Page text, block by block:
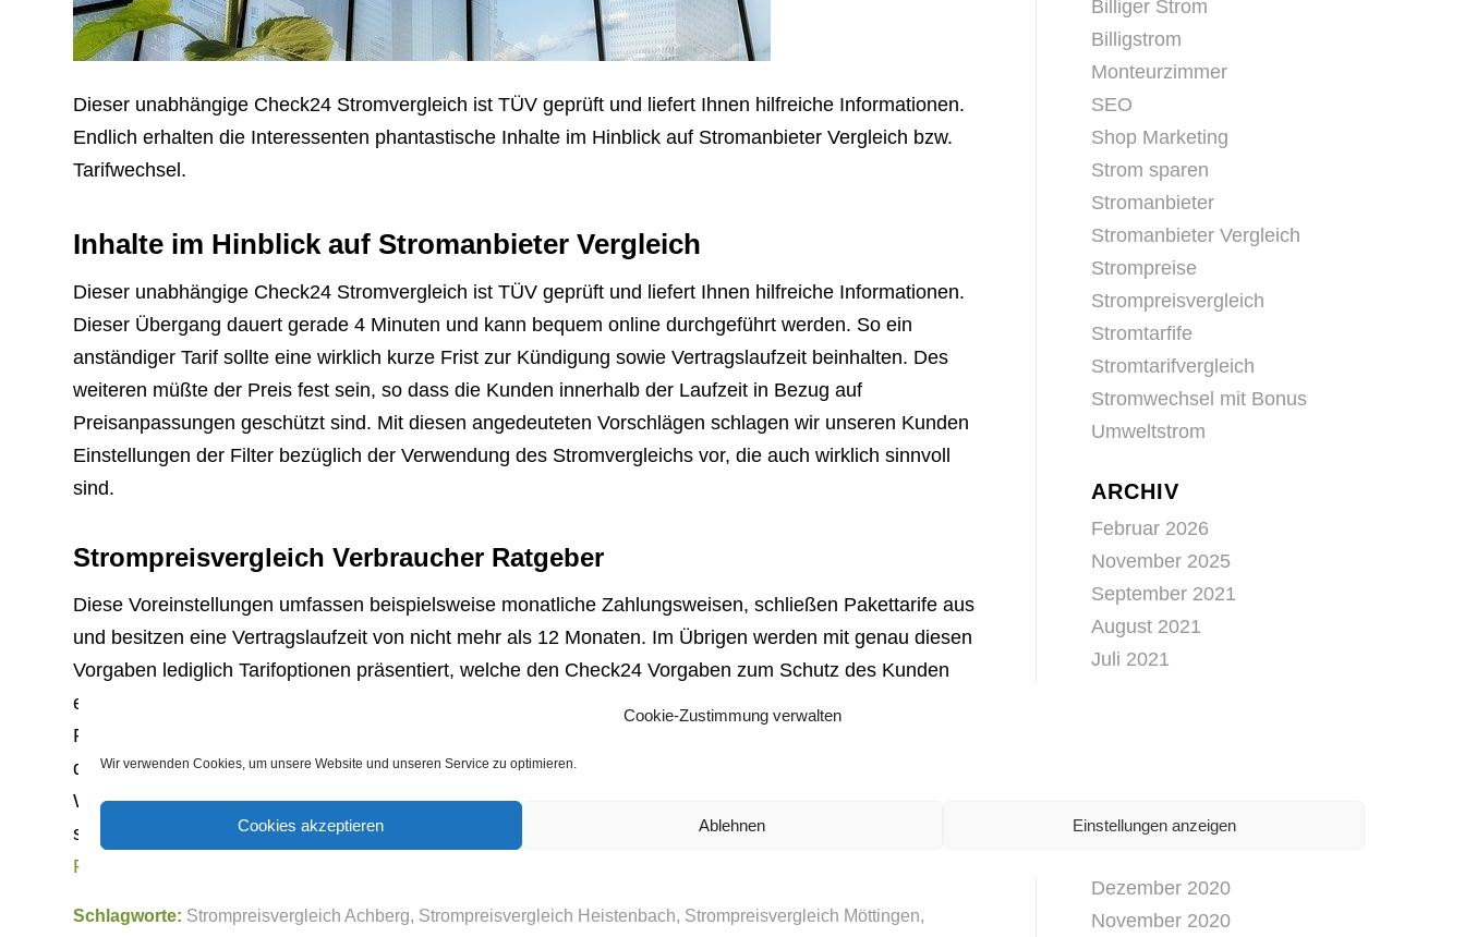
Cookie-Zustimmung verwalten
Wir verwenden Cookies, um unsere Website und unseren Service zu optimieren.
Cookies akzeptieren Ablehnen Einstellungen anzeigen
Dieser unabhängige Check24 Stromvergleich ist TÜV geprüft und liefert Ihnen hilfreiche Informationen.
Endlich erhalten die Interessenten phantastische Inhalte im Hinblick auf Stromanbieter Vergleich bzw.
Tarifwechsel.
Inhalte im Hinblick auf Stromanbieter Vergleich
Dieser unabhängige Check24 Stromvergleich ist TÜV geprüft und liefert Ihnen hilfreiche Informationen.
Dieser Übergang dauert gerade 4 Minuten und kann bequem online durchgeführt werden. So ein
anständiger Tarif sollte eine wirklich kurze Frist zur Kündigung sowie Vertragslaufzeit beinhalten. Des
weiteren müßte der Preis fest sein, so dass die Kunden innerhalb der Laufzeit in Bezug auf
Preisanpassungen geschützt sind. Mit diesen angedeuteten Vorschlägen schlagen wir unseren Kunden
Einstellungen der Filter bezüglich der Verwendung des Stromvergleichs vor, die auch wirklich sinnvoll
sind.
Strompreisvergleich Verbraucher Ratgeber
Diese Voreinstellungen umfassen beispielsweise monatliche Zahlungsweisen, schließen Pakettarife aus
und besitzen eine Vertragslaufzeit von nicht mehr als 12 Monaten. Im Übrigen werden mit genau diesen
Vorgaben lediglich Tarifoptionen präsentiert, welche den Check24 Vorgaben zum Schutz des Kunden
entsprechen. Weitere Infos bzgl. des Stromvergleiches finden unsere Kunden in dem Verbraucher
Ratgeber: Stromvergleich – was beachten! So manche Stromanbieter gewähren Neukunden während
der ersten 12 Monate einmalige Boni. Wer seinen Stromanbieter auswechseln mag, wählt bei dieser
Wahl für einen bestimmt Anbieter normalerweise nach dem attraktivsten Preisangebot. Immer häufiger
scheinen in erster Linie Stromangebote mit Bonusangeboten wirklich total.
Rankensteinseo
Schlagworte: Strompreisvergleich Achberg, Strompreisvergleich Heistenbach, Strompreisvergleich Möttingen,
Billiger Strom
Billigstrom
Monteurzimmer
SEO
Shop Marketing
Strom sparen
Stromanbieter
Stromanbieter Vergleich
Strompreise
Strompreisvergleich
Stromtarfife
Stromtarifvergleich
Stromwechsel mit Bonus
Umweltstrom
ARCHIV
Februar 2026
November 2025
September 2021
August 2021
Juli 2021
Februar 2021
Dezember 2020
November 2020